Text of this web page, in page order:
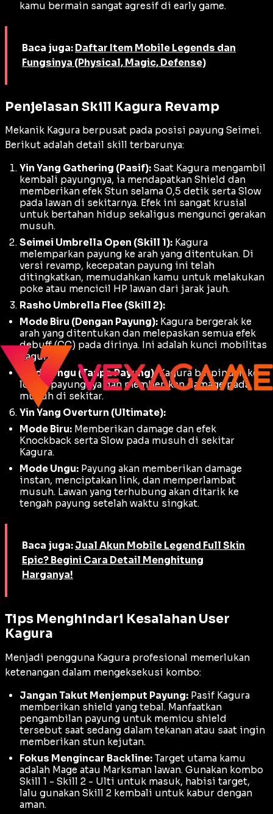
kamu bermain sangat agresif di early game.
Baca juga: Daftar Item Mobile Legends dan
Fungsinya (Physical, Magic, Defense)
Penjelasan Skill Kagura Revamp
Mekanik Kagura berpusat pada posisi payung Seimei.
Berikut adalah detail skill terbarunya:
Yin Yang Gathering (Pasif): Saat Kagura mengambil
kembali payungnya, ia mendapatkan Shield dan
memberikan efek Stun selama 0,5 detik serta Slow
pada lawan di sekitarnya. Efek ini sangat krusial
untuk bertahan hidup sekaligus mengunci gerakan
musuh.
Seimei Umbrella Open (Skill 1): Kagura
melemparkan payung ke arah yang ditentukan. Di
versi revamp, kecepatan payung ini telah
ditingkatkan, memudahkan kamu untuk melakukan
poke atau mencicil HP lawan dari jarak jauh.
Rasho Umbrella Flee (Skill 2):
Mode Biru (Dengan Payung): Kagura bergerak ke
arah yang ditentukan dan melepaskan semua efek
debuff(CC) pada dirinya. Ini adalah kunci mobilitas
Kagura.
Mode Ungu (Tanpa Payung):Kagura berpindah ke
lokasi payungnya dan memberikandamagepada
musuh di sekitar.
Yin Yang Overturn (Ultimate):
Mode Biru: Memberikan damage dan efek
Knockback serta Slow pada musuh di sekitar
Kagura.
Mode Ungu: Payung akan memberikan damage
instan, menciptakan link, dan memperlambat
musuh. Lawan yang terhubung akan ditarik ke
tengah payung setelah waktu singkat.
Baca juga: Jual Akun Mobile Legend Full Skin
Epic? Begini Cara Detail Menghitung
Harganya!
Tips Menghindari Kesalahan User
Kagura
Menjadi pengguna Kagura profesional memerlukan
ketenangan dalam mengeksekusi kombo:
Jangan Takut Menjemput Payung: Pasif Kagura
memberikan shield yang tebal. Manfaatkan
pengambilan payung untuk memicu shield
tersebut saat sedang dalam tekanan atau saat ingin
memberikan stun kejutan.
Fokus Mengincar Backline: Target utama kamu
adalah Mage atau Marksman lawan. Gunakan kombo
Skill 1 - Skill 2 - Ulti untuk masuk, habisi target,
lalu gunakan Skill 2 kembali untuk kabur dengan
aman.